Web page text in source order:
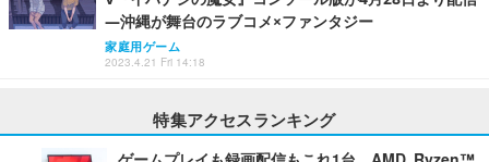
―沖縄が舞台のラブコメ×ファンタジー
家庭用ゲーム
2023.4.21 Fri 14:18
特集アクセスランキング
ゲームプレイも録画配信もこれ1台。AMD Ryzen™